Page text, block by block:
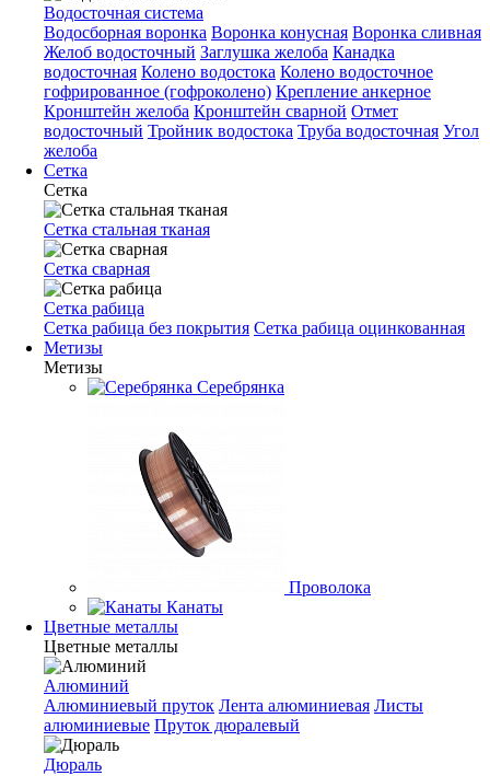
Водосточная система
Водосборная воронка Воронка конусная Воронка сливная
Желоб водосточный Заглушка желоба Канадка
водосточная Колено водостока Колено водосточное
гофрированное (гофроколено) Крепление анкерное
Кронштейн желоба Кронштейн сварной Отмет
водосточный Тройник водостока Труба водосточная Угол
желоба
Сетка
Сетка
Сетка стальная тканая
Сетка сварная
Сетка рабица
Сетка рабица без покрытия Сетка рабица оцинкованная
Метизы
Метизы
Серебрянка
Проволока
Канаты
Цветные металлы
Цветные металлы
Алюминий
Алюминиевый пруток Лента алюминиевая Листы
алюминиевые Пруток дюралевый
Дюраль